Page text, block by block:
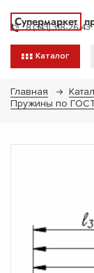
Супермаркет
8 (343) 318-26-43
Каталог
Главная
Пружины по